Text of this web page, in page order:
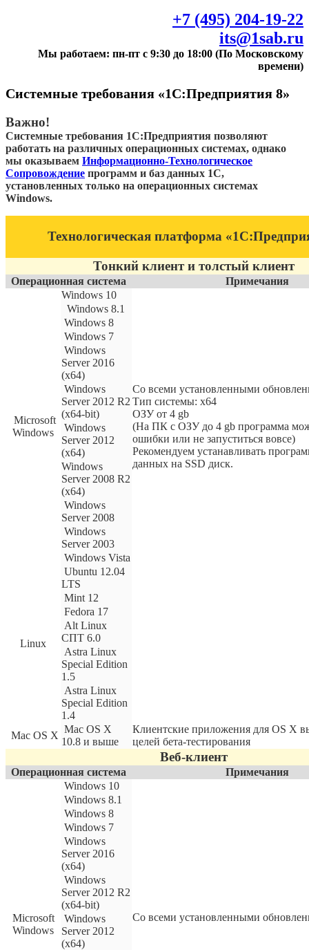
+7 (495) 204-19-22
its@1sab.ru
Мы работаем: пн-пт с 9:30 до 18:00 (По Московскому
времени)
Системные требования «1С:Предприятия 8»
Важно!
Системные требования 1С:Предприятия позволяют
работать на различных операционных системах, однако
мы оказываем Информационно-Технологическое
Сопровождение программ и баз данных 1С,
установленных только на операционных системах
Windows.
Технологическая платформа
Тонкий клиент и толстый клиент
Операционная система Примечания
Microsoft
Windows
Windows 10
Со всеми установленными
Тип системы: x64
ОЗУ от 4 gb
(На ПК с ОЗУ до 4 gb программа
ошибки или не запуститься вовсе)
Рекомендуем устанавливать
данных на SSD диск.
Windows 8.1
Windows 8
Windows 7
Windows
Server 2016
(x64)
Windows
Server 2012 R2
(x64-bit)
Windows
Server 2012
(x64)
Windows
Server 2008 R2
(x64)
Windows
Server 2008
Windows
Server 2003
Windows Vista
Linux
Ubuntu 12.04
LTS
Mint 12
Fedora 17
Alt Linux
СПТ 6.0
Astra Linux
Special Edition
1.5
Astra Linux
Special Edition
1.4
Mac OS X
Mac OS X
10.8 и выше
Клиентские приложения для OS X
целей бета-тестирования
Веб-клиент
Операционная система Примечания
Microsoft
Windows
Windows 10
Со всеми установленными
Windows 8.1
Windows 8
Windows 7
Windows
Server 2016
(x64)
Windows
Server 2012 R2
(x64-bit)
Windows
Server 2012
(x64)